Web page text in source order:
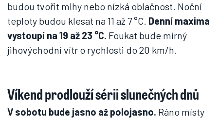
budou tvořit mlhy nebo nízká oblačnost. Noční
teploty budou klesat na 11 až 7 °C. Denní maxima
vystoupí na 19 až 23 °C. Foukat bude mírný
jihovýchodní vítr o rychlosti do 20 km/h.
Víkend prodlouží sérii slunečných dnů
V sobotu bude jasno až polojasno. Ráno místy